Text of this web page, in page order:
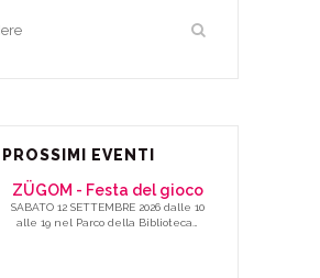
I PROSSIMI EVENTI
ZÜGOM - Festa del gioco
SABATO 12 SETTEMBRE 2026 dalle 10
alle 19 nel Parco della Biblioteca…